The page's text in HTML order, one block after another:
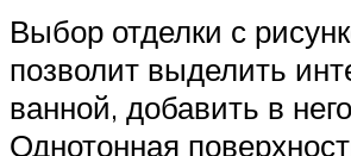
Выбор отделки с
позволит выделить
ванной, добавить в
Однотонная